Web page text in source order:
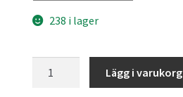
238 i lager
Lägg i varukorg